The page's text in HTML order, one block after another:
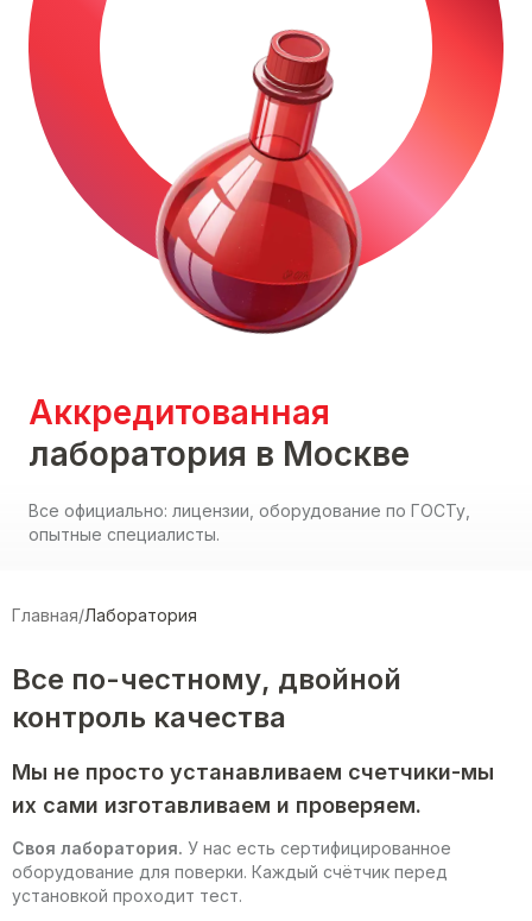
Аккредитованная
лаборатория в Москве
Все официально: лицензии, оборудование по ГОСТу,
опытные специалисты.
Главная/Лаборатория
Все по-честному, двойной
контроль качества
Мы не просто устанавливаем счетчики-мы
их сами изготавливаем и проверяем.
Своя лаборатория. У нас есть сертифицированное
оборудование для поверки. Каждый счётчик перед
установкой проходит тест.